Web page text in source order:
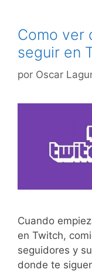
Como ver
seguir en
por Oscar
Cuando
en Twitch,
seguidores y
donde te